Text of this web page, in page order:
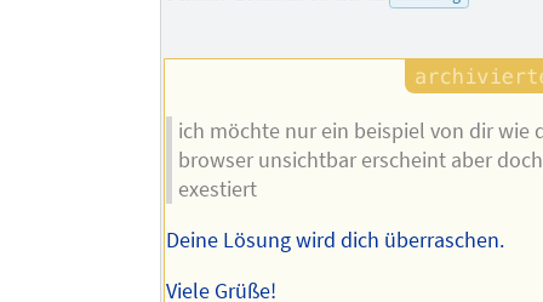
ich möchte nur ein beispiel von dir wie
browser unsichtbar erscheint aber
exestiert
Deine Lösung wird dich überraschen.
Viele Grüße!